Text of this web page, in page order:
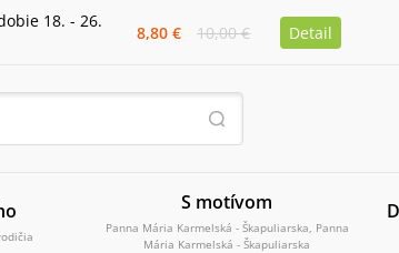
18. - 26.
8,80 € 10,00 € Detail
S motívom
Panna Mária Karmelská - Škapuliarska, Panna
Mária Karmelská - Škapuliarska